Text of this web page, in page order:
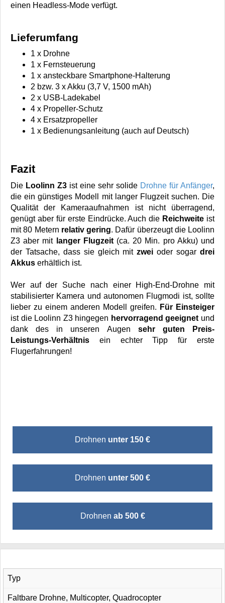
einen Headless-Mode verfügt.
Lieferumfang
1 x Drohne
1 x Fernsteuerung
1 x ansteckbare Smartphone-Halterung
2 bzw. 3 x Akku (3,7 V, 1500 mAh)
2 x USB-Ladekabel
4 x Propeller-Schutz
4 x Ersatzpropeller
1 x Bedienungsanleitung (auch auf Deutsch)
Fazit
Die Loolinn Z3 ist eine sehr solide Drohne für Anfänger,
die ein günstiges Modell mit langer Flugzeit suchen. Die
Qualität der Kameraaufnahmen ist nicht überragend,
genügt aber für erste Eindrücke. Auch die Reichweite ist
mit 80 Metern relativ gering. Dafür überzeugt die Loolinn
Z3 aber mit langer Flugzeit(ca. 20 Min. pro Akku) und
der Tatsache, dass sie gleich mitzwei oder sogardrei
Akkus erhältlich ist.
Wer auf der Suche nach einer High-End-Drohne mit
stabilisierter Kamera und autonomen Flugmodi ist, sollte
lieber zu einem anderen Modell greifen. Für Einsteiger
ist die Loolinn Z3 hingegen hervorragend geeignetund
dank des in unseren Augen sehr guten Preis-
Leistungs-Verhältnis ein echter Tipp für erste
Flugerfahrungen!
Drohnen unter 150 €
Drohnen unter 500 €
Drohnen ab 500 €
Typ
Faltbare Drohne, Multicopter, Quadrocopter